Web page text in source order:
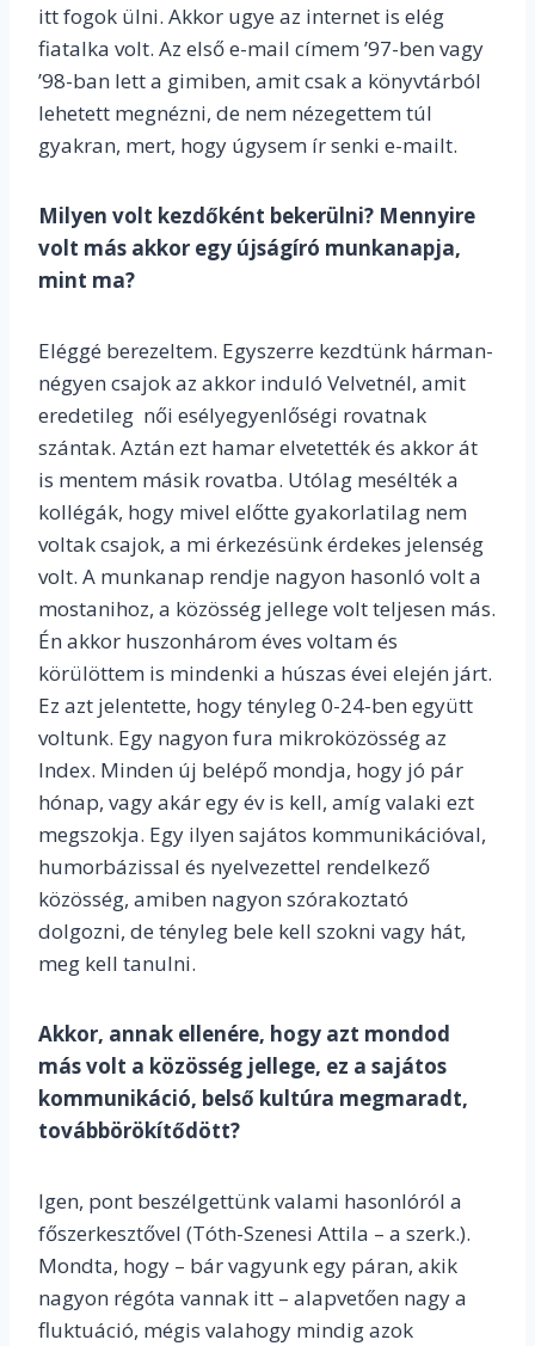
itt fogok ülni. Akkor ugye az internet is elég
fiatalka volt. Az első e-mail címem ’97-ben vagy
’98-ban lett a gimiben, amit csak a könyvtárból
lehetett megnézni, de nem nézegettem túl
gyakran, mert, hogy úgysem ír senki e-mailt.
Milyen volt kezdőként bekerülni? Mennyire
volt más akkor egy újságíró munkanapja,
mint ma?
Eléggé berezeltem. Egyszerre kezdtünk hárman-
négyen csajok az akkor induló Velvetnél, amit
eredetileg női esélyegyenlőségi rovatnak
szántak. Aztán ezt hamar elvetették és akkor át
is mentem másik rovatba. Utólag mesélték a
kollégák, hogy mivel előtte gyakorlatilag nem
voltak csajok, a mi érkezésünk érdekes jelenség
volt. A munkanap rendje nagyon hasonló volt a
mostanihoz, a közösség jellege volt teljesen más.
Én akkor huszonhárom éves voltam és
körülöttem is mindenki a húszas évei elején járt.
Ez azt jelentette, hogy tényleg 0-24-ben együtt
voltunk. Egy nagyon fura mikroközösség az
Index. Minden új belépő mondja, hogy jó pár
hónap, vagy akár egy év is kell, amíg valaki ezt
megszokja. Egy ilyen sajátos kommunikációval,
humorbázissal és nyelvezettel rendelkező
közösség, amiben nagyon szórakoztató
dolgozni, de tényleg bele kell szokni vagy hát,
meg kell tanulni.
Akkor, annak ellenére, hogy azt mondod
más volt a közösség jellege, ez a sajátos
kommunikáció, belső kultúra megmaradt,
továbbörökítődött?
Igen, pont beszélgettünk valami hasonlóról a
főszerkesztővel (Tóth-Szenesi Attila – a szerk.).
Mondta, hogy – bár vagyunk egy páran, akik
nagyon régóta vannak itt – alapvetően nagy a
fluktuáció, mégis valahogy mindig azok